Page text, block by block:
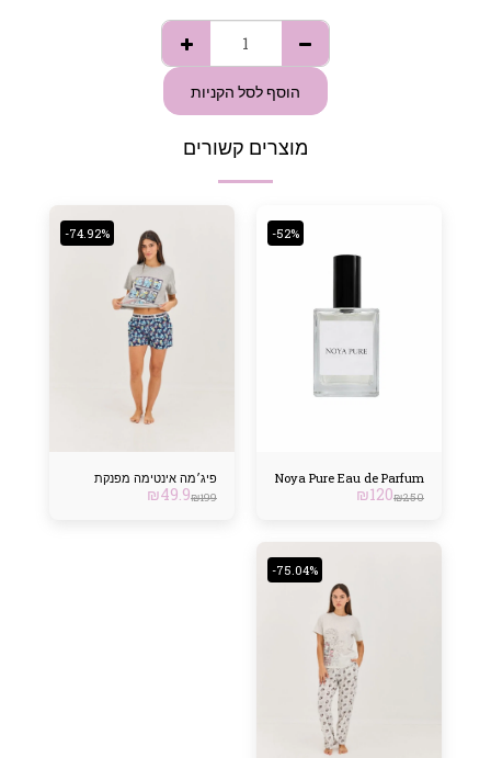
הוסף לסל הקניות
מוצרים קשורים
-52%
Noya Pure Eau de Parfum
₪250
₪120
-74.92%
פיג׳מה אינטימה מפנקת
₪199
₪49.9
-75.04%